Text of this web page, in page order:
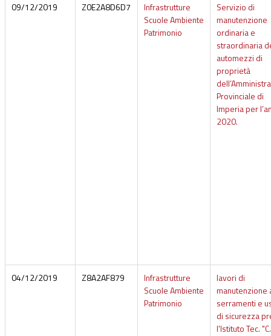
09/12/2019 Z0E2A8D6D7
Infrastrutture
Scuole Ambiente
Patrimonio
Servizio di
manutenzione
ordinaria e
straordinaria
automezzi di
proprietà
Provinciale di
Imperia per
2020.
04/12/2019 Z8A2AF879
Infrastrutture
Scuole Ambiente
Patrimonio
lavori di
manutenzione
serramenti e
di sicurezza
l'Istituto Tec. "C.